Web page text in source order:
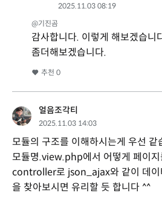
2025.11.03 08:19
@기진곰
감사합니다. 이렇게 해보겠습니
좀더해보겠습니다.
추천 0
얼음조각티
2025.11.03 14:03
모듈의 구조를 이해하시는게 우선 같
모듈명.view.php에서 어떻게 페이
controller로 json_ajax와 같이 데이
을 찾아보시면 유리할 듯 합니다 ^^